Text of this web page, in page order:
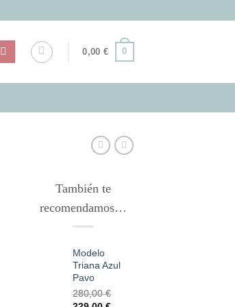
0,00 € 0
También te
recomendamos…
Modelo
Triana Azul
Pavo
280,00€